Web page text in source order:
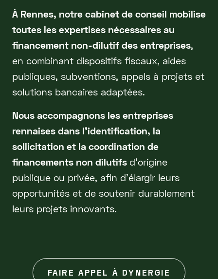
À Rennes, notre cabinet de conseil mobilise
toutes les expertises nécessaires au
financement non-dilutif des entreprises,
en combinant dispositifs fiscaux, aides
publiques, subventions, appels à projets et
solutions bancaires adaptées.
Nous accompagnons les entreprises
rennaises dans l’identification, la
sollicitation et la coordination de
financements non dilutifs d’origine
publique ou privée, afin d’élargir leurs
opportunités et de soutenir durablement
leurs projets innovants.
FAIRE APPEL À DYNERGIE